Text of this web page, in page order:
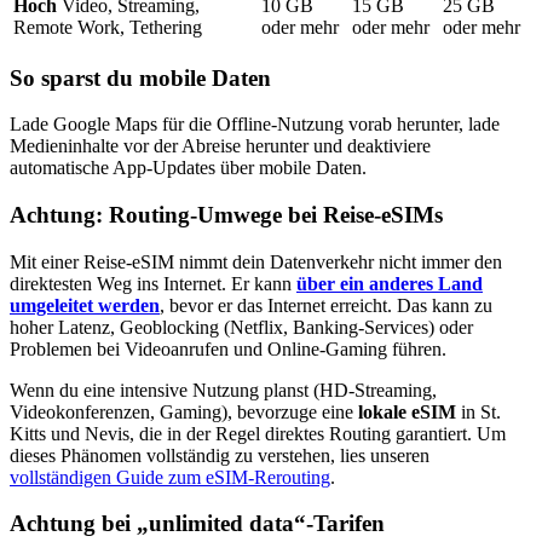
Hoch Video, Streaming,
Remote Work, Tethering
10 GB
oder mehr
15 GB
oder mehr
25 GB
oder mehr
So sparst du mobile Daten
Lade Google Maps für die Offline-Nutzung vorab herunter, lade
Medieninhalte vor der Abreise herunter und deaktiviere
automatische App-Updates über mobile Daten.
Achtung: Routing-Umwege bei Reise-eSIMs
Mit einer Reise-eSIM nimmt dein Datenverkehr nicht immer den
direktesten Weg ins Internet. Er kann über ein anderes Land
umgeleitet werden, bevor er das Internet erreicht. Das kann zu
hoher Latenz, Geoblocking (Netflix, Banking-Services) oder
Problemen bei Videoanrufen und Online-Gaming führen.
Wenn du eine intensive Nutzung planst (HD-Streaming,
Videokonferenzen, Gaming), bevorzuge eine lokale eSIM in St.
Kitts und Nevis, die in der Regel direktes Routing garantiert. Um
dieses Phänomen vollständig zu verstehen, lies unseren
vollständigen Guide zum eSIM-Rerouting.
Achtung bei „unlimited data“-Tarifen